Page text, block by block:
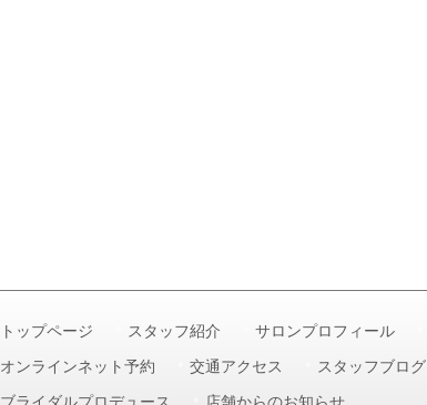
トップページ スタッフ紹介 サロンプロフィール
オンラインネット予約 交通アクセス スタッフブログ